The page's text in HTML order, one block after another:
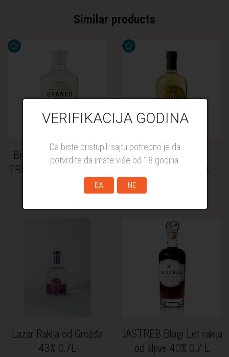
VERIFIKACIJA GODINA
Da biste pristupili sajtu potrebno je da
potvrdite da imate više od 18 godina.
DA NE
Similar products
Branko rakija od kajsije
TRADITIONAL 40% 0.7L
2.755,09 RSD
Branko medovina
ORIGINAL 34% 0.7L
2.204,32 RSD
Lazar Rakija od Grožđa
43% 0.7L
JASTREB Blagi Let rakija
od šljive 40% 0.7 L